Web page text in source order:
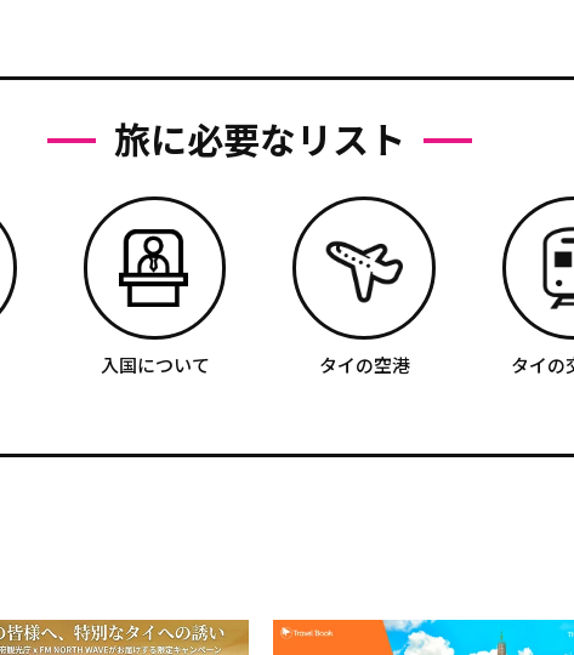
旅に必要なリスト
入国について タイの空港 タイの